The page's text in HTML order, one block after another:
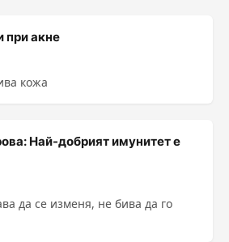
при акне
кожа
Най-добрият имунитет е
да се изменя, не бива да го